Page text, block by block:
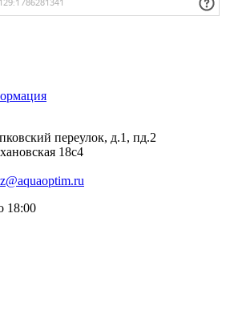
переулок, д.1, пд.2
18с4
18:00